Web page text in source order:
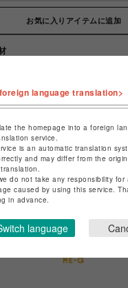
お気に入りアイテムに追加
language translation>
the homepage into a foreign
service.
is an automatic translation
and may differ from the
do not take any responsibility for
caused by using this service.
in advance.
language